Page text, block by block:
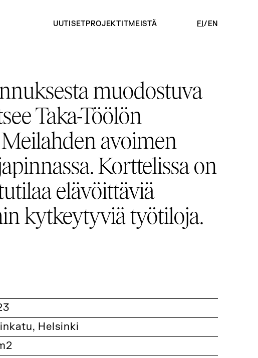
UUTISETPROJEKTITMEISTÄ FI EN
muodostuva
Taka-Töölön
avoimen
Korttelissa on
elävöittäviä
kytkeytyviä työtiloja.
Helsinki